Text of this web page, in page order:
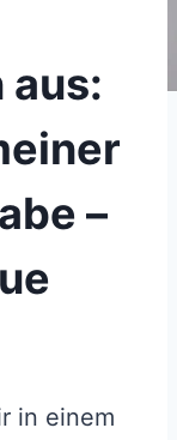
aus:
–
in einem